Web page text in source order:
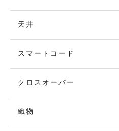
天井
スマートコード
クロスオーバー
織物